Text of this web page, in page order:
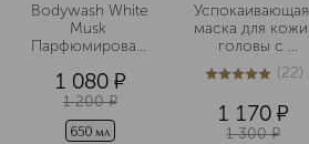
Bodywash White
Musk
Парфюмированный
и душа аромат
нежности
белый мускус
1 080 ¤
1 200 ¤
650 мл
Успокаивающая
маска для кожи
головы с
маслом таману
холодного
5из 522 (22)
1 170 ¤
1 300 ¤